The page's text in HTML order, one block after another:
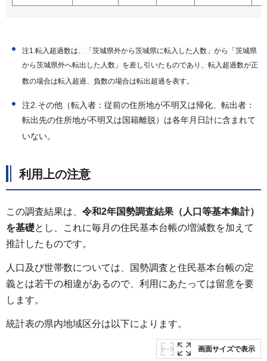
注1.転入超過数は、「茨城県外から茨城県に転入した人数」から「茨城県
から茨城県外へ転出した人数」を差し引いたものであり、転入超過数が正
数の場合は転入超過、負数の場合は転出超過を表す。
注2.その他（転入者：従前の住所地が不明又は帰化、転出者：
転出先の住所地が不明又は国籍離脱）は各年月日計に含まれて
いない。
利用上の注意
この調査結果は、 令和2年国勢調査結果（人口等基本集計）
を基礎とし、これに毎月の住民基本台帳の増減数を加えて
推計したものです。
人口及び世帯数については、国勢調査と住民基本台帳の定
義とは若干の相違があるので、利用にあたっては留意を要
します。
統計表の県内地域区分は以下によります。
画面サイズで表示